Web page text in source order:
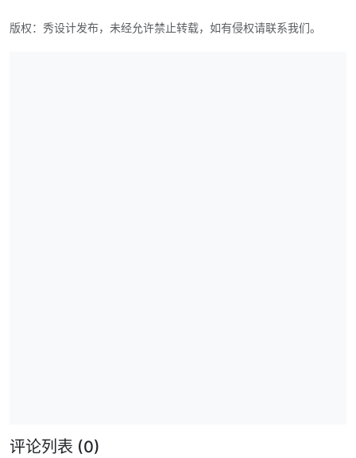
版权：秀设计发布，未经允许禁止转载，如有侵权请联系我们。
评论列表 (0)